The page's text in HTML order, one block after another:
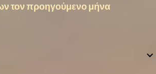
τον προηγούμενο μήνα